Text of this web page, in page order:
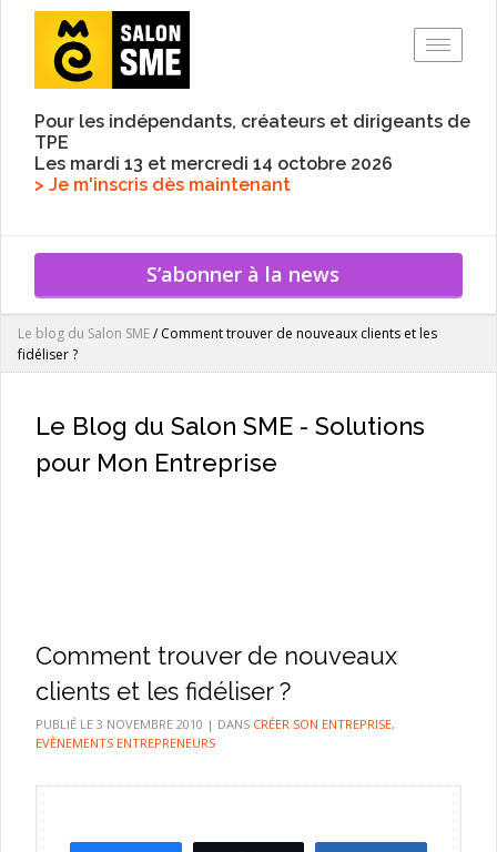
Pour les indépendants, créateurs et dirigeants de
TPE
Les mardi 13 et mercredi 14 octobre 2026
> Je m'inscris dès maintenant
S’abonner à la news
Le blog du Salon SME/Comment trouver de nouveaux clients et les
fidéliser ?
Le Blog du Salon SME - Solutions
pour Mon Entreprise
Comment trouver de nouveaux
clients et les fidéliser ?
PUBLIÉ LE 3 NOVEMBRE 2010 | DANS CRÉER SON ENTREPRISE,
EVÈNEMENTS ENTREPRENEURS